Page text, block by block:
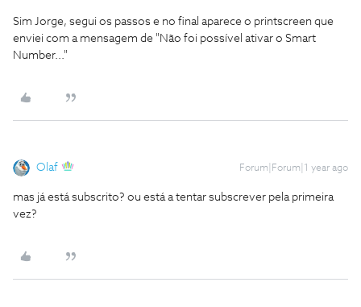
Sim Jorge, segui os passos e no final aparece o printscreen que
enviei com a mensagem de "Não foi possível ativar o Smart
Number..."
Olaf Forum|Forum|1 year ago
mas já está subscrito? ou está a tentar subscrever pela primeira
vez?